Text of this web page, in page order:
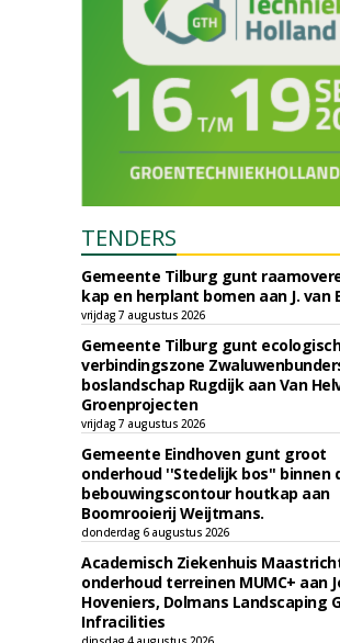
TENDERS
Gemeente Tilburg gunt
kap en herplant bomen aan J. van
vrijdag 7 augustus 2026
Gemeente Tilburg gunt
verbindingszone
boslandschap Rugdijk aan Van
Groenprojecten
vrijdag 7 augustus 2026
Gemeente Eindhoven gunt groot
onderhoud ''Stedelijk bos'' binnen
bebouwingscontour houtkap aan
Boomrooierij Weijtmans.
donderdag 6 augustus 2026
Academisch Ziekenhuis
onderhoud terreinen MUMC+ aan
Hoveniers, Dolmans Landscaping
Infracilities